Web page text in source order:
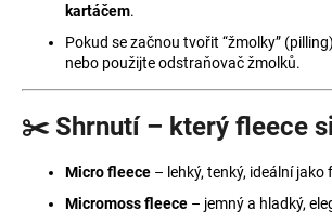
kartáčem.
Pokud se začnou tvořit “žmolky”
nebo použijte odstraňovač žmolků.
✂️ Shrnutí – který fleece
Micro fleece – lehký, tenký, ideální
Micromoss fleece – jemný a hladký,